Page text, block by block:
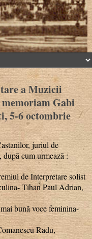
a Muzicii
Gabi
5-6 octombrie
juriul de
după cum urmează :
de Interpretare solist
Tihan Paul Adrian,
bună voce feminina-
Radu,